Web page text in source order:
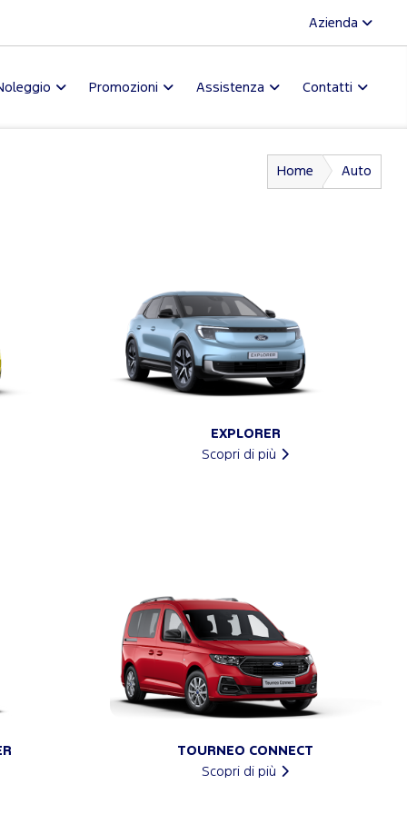
Azienda
Promozioni Assistenza Contatti
Home Auto
EXPLORER
Scopri di più
TOURNEO CONNECT
Scopri di più